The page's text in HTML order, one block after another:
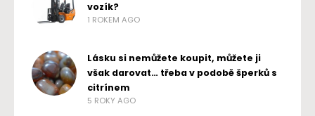
vozík?
1 ROKEM AGO
Lásku si nemůžete koupit, můžete ji
však darovat… třeba v podobě šperků s
citrínem
5 ROKY AGO